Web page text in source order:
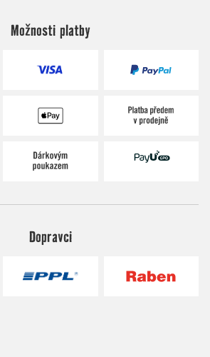
Možnosti platby
Dopravci